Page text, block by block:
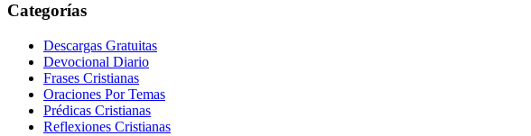
Categorías
Descargas Gratuitas
Devocional Diario
Frases Cristianas
Oraciones Por Temas
Prédicas Cristianas
Reflexiones Cristianas